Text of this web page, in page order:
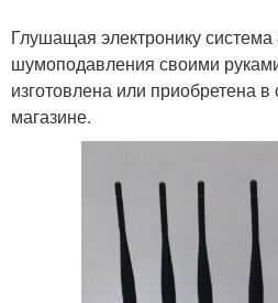
Глушащая электронику система
шумоподавления своими
изготовлена или приобретена
магазине.